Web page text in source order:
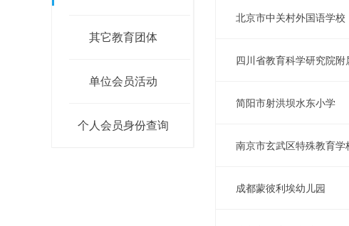
其它教育团体
单位会员活动
个人会员身份查询
北京市中关村外国语学校
四川省教育科学研究院附
简阳市射洪坝水东小学
南京市玄武区特殊教育学
成都蒙彼利埃幼儿园